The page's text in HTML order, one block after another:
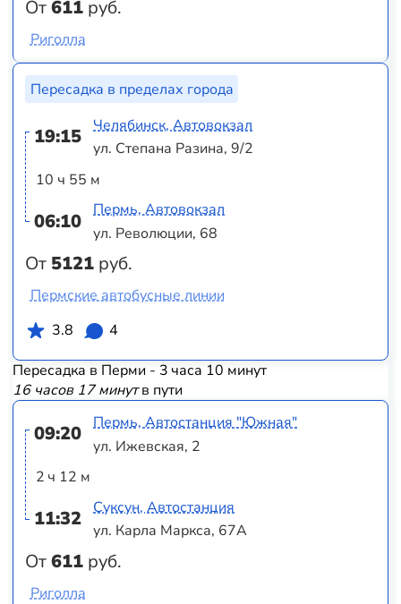
От611 руб.
Риголла
Пересадка в пределах города
19:15
10 ч 55 м
06:10
От 5121 руб.
Челябинск, Автовокзал
ул. Степана Разина, 9/2
Пермь, Автовокзал
ул. Революции, 68
Пермские автобусные линии
3.8
4
Пересадка в Перми - 3 часа 10 минут
16 часов 17 минутв пути
09:20
2 ч 12 м
11:32
От611 руб.
Пермь, Автостанция "Южная"
ул. Ижевская, 2
Суксун, Автостанция
ул. Карла Маркса, 67А
Риголла